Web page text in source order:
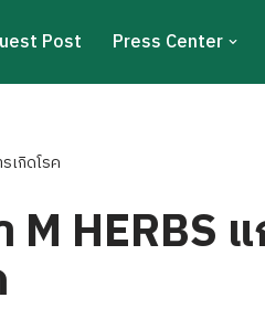
Post Press Center
เกิดโรค
HERBS